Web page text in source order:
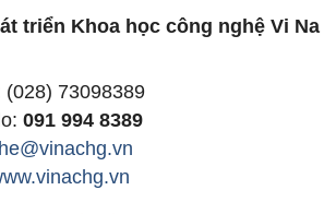
triển Khoa học công nghệ Vi Na
73098389
091 994 8389